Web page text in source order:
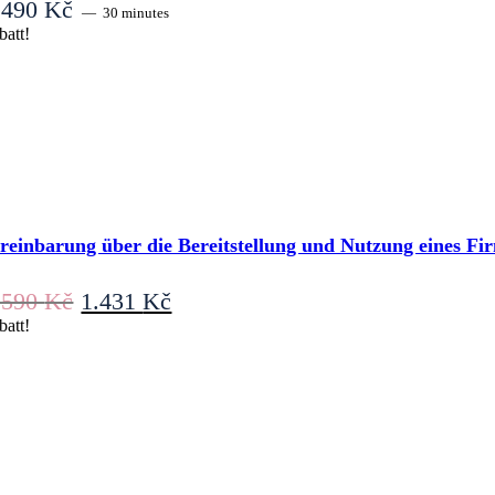
Kč 30 minutes
über die Bereitstellung und Nutzung eines
Kč Ursprünglicher
Preis
1.431Kč
Preis